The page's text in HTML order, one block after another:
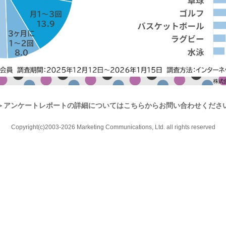
アンケートレポートの詳細についてはこちらからお問い合わせくださ